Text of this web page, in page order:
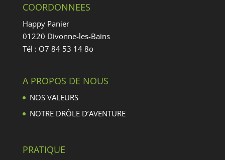
COORDONNEES
Happy Panier
01220 Divonne-les-Bains
Tél : O7 84 53 14 8o
A PROPOS DE NOUS
NOS VALEURS
NOTRE DRÔLE D’AVENTURE
PRATIQUE